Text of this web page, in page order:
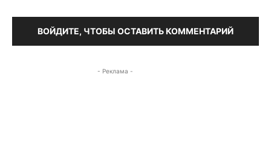
ВОЙДИТЕ, ЧТОБЫ ОСТАВИТЬ КОММЕНТАРИЙ
- Реклама -